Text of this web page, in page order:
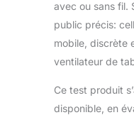
avec ou sans fil.
public précis:
mobile, discrète
ventilateur de
Ce test produit
disponible, en